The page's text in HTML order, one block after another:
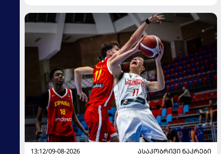
13:12/09-08-2026
ᲐᲡᲐᲙᲝᲑᲠᲘᲕᲘ ᲜᲐᲙᲠᲔᲑᲘ